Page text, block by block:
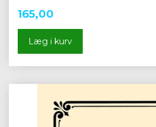
165,00
Læg i kurv